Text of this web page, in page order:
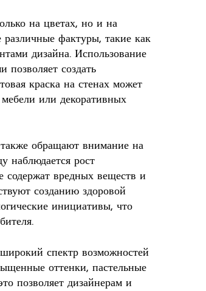
на цветах, но и на
фактуры, такие как
дизайна. Использование
позволяет создать
краска на стенах может
или декоративных
обращают внимание на
наблюдается рост
содержат вредных веществ и
созданию здоровой
инициативы, что
спектр возможностей
оттенки, пастельные
позволяет дизайнерам и